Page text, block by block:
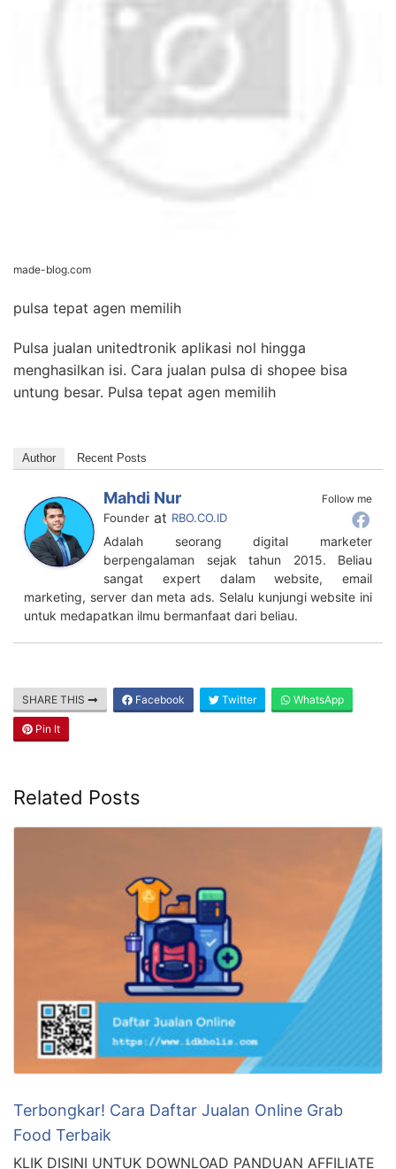
made-blog.com
pulsa tepat agen memilih
Pulsa jualan unitedtronik aplikasi nol hingga
menghasilkan isi. Cara jualan pulsa di shopee bisa
untung besar. Pulsa tepat agen memilih
Author Recent Posts
Follow me
Mahdi Nur
Founder at RBO.CO.ID
Adalah seorang digital marketer
berpengalaman sejak tahun 2015. Beliau
sangat expert dalam website, email
marketing, server dan meta ads. Selalu kunjungi website ini
untuk medapatkan ilmu bermanfaat dari beliau.
SHARE THIS Facebook Twitter WhatsApp
Pin It
Related Posts
Terbongkar! Cara Daftar Jualan Online Grab
Food Terbaik
KLIK DISINI UNTUK DOWNLOAD PANDUAN AFFILIATE